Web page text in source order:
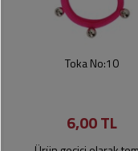
Toka No:10
6,00 TL